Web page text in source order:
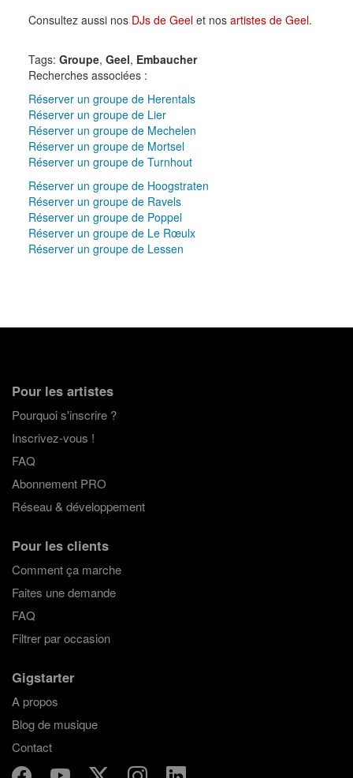
Consultez aussi nos DJs de Geelet nos artistes de Geel.
Tags: Groupe, Geel, Embaucher
Recherches associées :
Réserver un groupe de Herentals
Réserver un groupe de Lier
Réserver un groupe de Mechelen
Réserver un groupe de Mortsel
Réserver un groupe de Turnhout
Réserver un groupe de Hoogstraten
Réserver un groupe de Ravels
Réserver un groupe de Poppel
Réserver un groupe de Le Rœulx
Réserver un groupe de Lessen
Pour les artistes
Pourquoi s'inscrire ?
Inscrivez-vous !
FAQ
Abonnement PRO
Réseau & développement
Pour les clients
Comment ça marche
Faites une demande
FAQ
Filtrer par occasion
Gigstarter
A propos
Blog de musique
Contact